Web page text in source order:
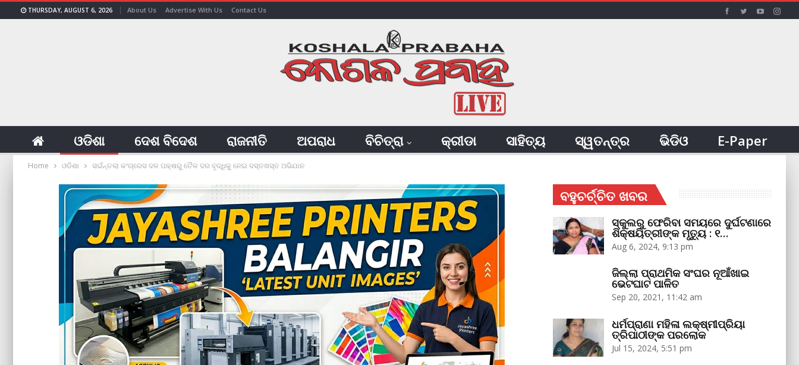
THURSDAY, AUGUST 6, 2026 About Us Advertise With Us Contact Us
ଓଡିଶା ଦେଶ ବିଦେଶ ରାଜନୀତି ଅପରାଧ ବିଚିତ୍ରା କ୍ରୀଡା ସାହିତ୍ୟ ସ୍ୱତନ୍ତ୍ର ଭିଡିଓ E-Paper
Home ଓଡିଶା ସଇଁନ୍ତଲା କଂଗ୍ରେସ ଦଳ ପକ୍ଷରୁ ତୈଳ ଦର ବୃଦ୍ଧିକୁ ନେଇ ଦସ୍ତଖସ୍ତ ଅଭିଯାନ
ବହୁଚର୍ଚ୍ଚିତ ଖବର
ସ୍କୁଲରୁ ଫେରିବା ସମୟରେ ଦୁର୍ଘଟଣାରେ
ଶିକ୍ଷୟିତ୍ରୀଙ୍କ ମୃତ୍ୟୁ : ୧…
Aug 6, 2024, 9:13 pm
ଜିଲ୍ଲା ପ୍ରାଥମିକ ସଂଘର ନୂଆଁଖାଇ
ଭେଟଘାଟ ପାଳିତ
Sep 20, 2021, 11:42 am
ଧର୍ମପ୍ରାଣା ମହିଳା ଲକ୍ଷ୍ମୀପ୍ରିୟା
ତ୍ରିପାଠୀଙ୍କ ପରଲୋକ
Jul 15, 2024, 5:51 pm